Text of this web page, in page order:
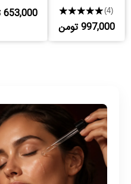
★★★★★(4)
997,000 تومن
653,000 تومن